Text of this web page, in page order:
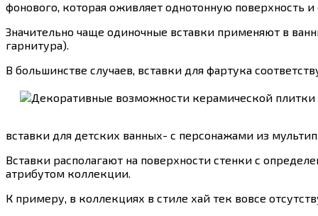
фонового, которая оживляет однотонную поверхность
Значительно чаще одиночные вставки применяют в
гарнитура).
В большинстве случаев, вставки для фартука
вставки для детских ванных- с персонажами из
Вставки располагают на поверхности стенки с
атрибутом коллекции.
К примеру, в коллекциях в стиле хай тек вовсе